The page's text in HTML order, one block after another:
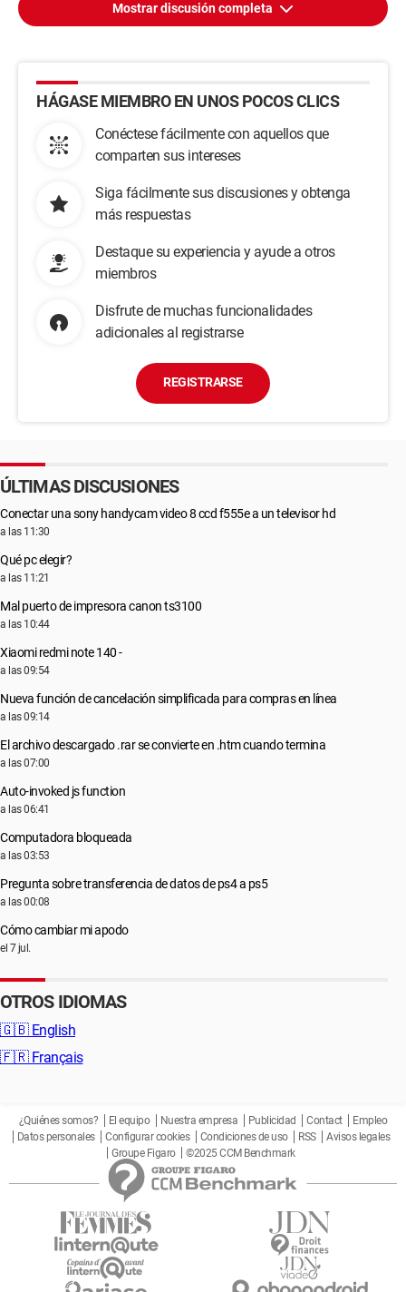
Mostrar discusión completa
HÁGASE MIEMBRO EN UNOS POCOS CLICS
Conéctese fácilmente con aquellos que
comparten sus intereses
Siga fácilmente sus discusiones y obtenga
más respuestas
Destaque su experiencia y ayude a otros
miembros
Disfrute de muchas funcionalidades
adicionales al registrarse
REGISTRARSE
ÚLTIMAS DISCUSIONES
Conectar una sony handycam video 8 ccd f555e a un televisor hd
a las 11:30
Qué pc elegir?
a las 11:21
Mal puerto de impresora canon ts3100
a las 10:44
Xiaomi redmi note 140 -
a las 09:54
Nueva función de cancelación simplificada para compras en línea
a las 09:14
El archivo descargado .rar se convierte en .htm cuando termina
a las 07:00
Auto-invoked js function
a las 06:41
Computadora bloqueada
a las 03:53
Pregunta sobre transferencia de datos de ps4 a ps5
a las 00:08
Cómo cambiar mi apodo
el 7 jul.
OTROS IDIOMAS
🇬🇧 English
🇫🇷 Français
¿Quiénes somos? El equipo Nuestra empresa Publicidad Contact
Empleo
Datos personales
Configurar cookies Condiciones de uso RSS
Avisos legales
Groupe Figaro
©2025 CCM Benchmark